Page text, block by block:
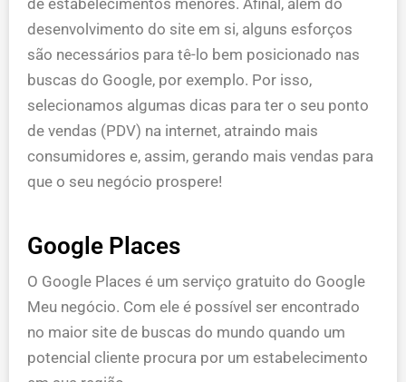
desenvolvimento do site em si, alguns esforços
são necessários para tê-lo bem posicionado nas
buscas do Google, por exemplo. Por isso,
selecionamos algumas dicas para ter o seu ponto
de vendas (PDV) na internet, atraindo mais
consumidores e, assim, gerando mais vendas para
que o seu negócio prospere!
Google Places
O Google Places é um serviço gratuito do Google
Meu negócio. Com ele é possível ser encontrado
no maior site de buscas do mundo quando um
potencial cliente procura por um estabelecimento